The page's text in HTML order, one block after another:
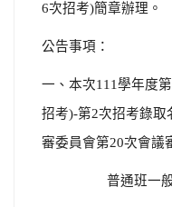
6次招考)簡章辦理。
公告事項：
一、 本次111學年度第
招考)-第2次招考錄取
審委員會第20次會議
普通班一般代